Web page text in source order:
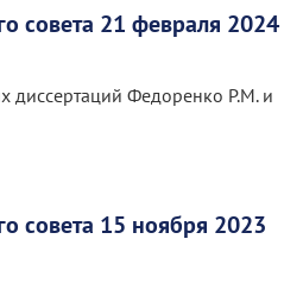
совета 21 февраля 2024
диссертаций Федоренко Р.М. и
совета 15 ноября 2023